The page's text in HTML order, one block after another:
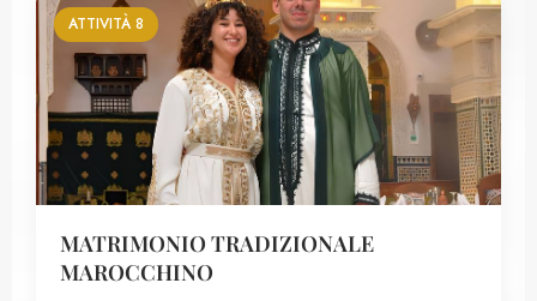
ATTIVITÀ 8
MATRIMONIO TRADIZIONALE
MAROCCHINO